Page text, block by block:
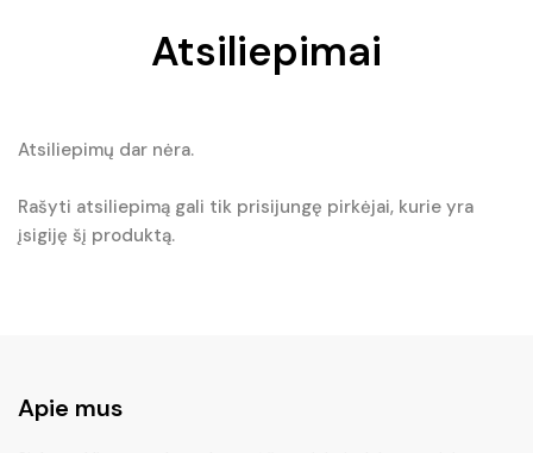
Atsiliepimai
Atsiliepimų dar nėra.
Rašyti atsiliepimą gali tik prisijungę pirkėjai, kurie yra
įsigiję šį produktą.
Apie mus